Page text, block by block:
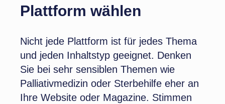
Plattform wählen
Nicht jede Plattform ist für jedes Thema
und jeden Inhaltstyp geeignet. Denken
Sie bei sehr sensiblen Themen wie
Palliativmedizin oder Sterbehilfe eher an
Ihre Website oder Magazine. Stimmen